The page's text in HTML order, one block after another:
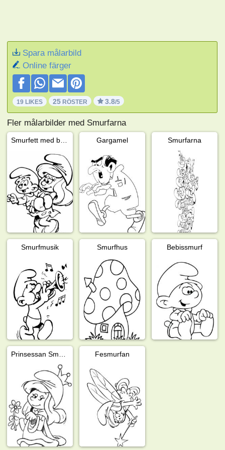
Spara målarbild
Online färger
19 LIKES 25 RÖSTER 3.8/5
Fler målarbilder med Smurfarna
Gargamel Smurfarna
Smurfmusik Smurfhus Bebissmurf
Fesmurfan